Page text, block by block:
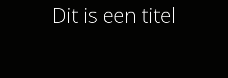
Dit is een titel